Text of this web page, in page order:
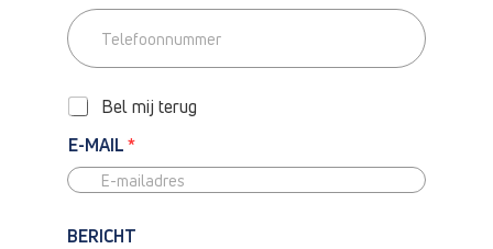
T
L
E
F
O
O
N
Bel mij terug
E-MAIL*
BERICHT